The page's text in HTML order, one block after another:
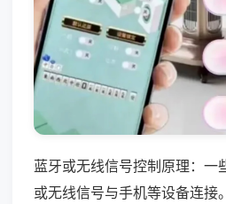
蓝牙或无线信号控制原理：一
或无线信号与手机等设备连接